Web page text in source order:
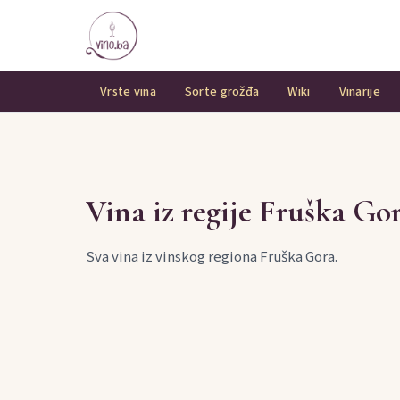
Vrste vina Sorte grožđa Wiki Vinarije
Vina iz regije Fruška
Sva vina iz vinskog regiona Fruška Gora.